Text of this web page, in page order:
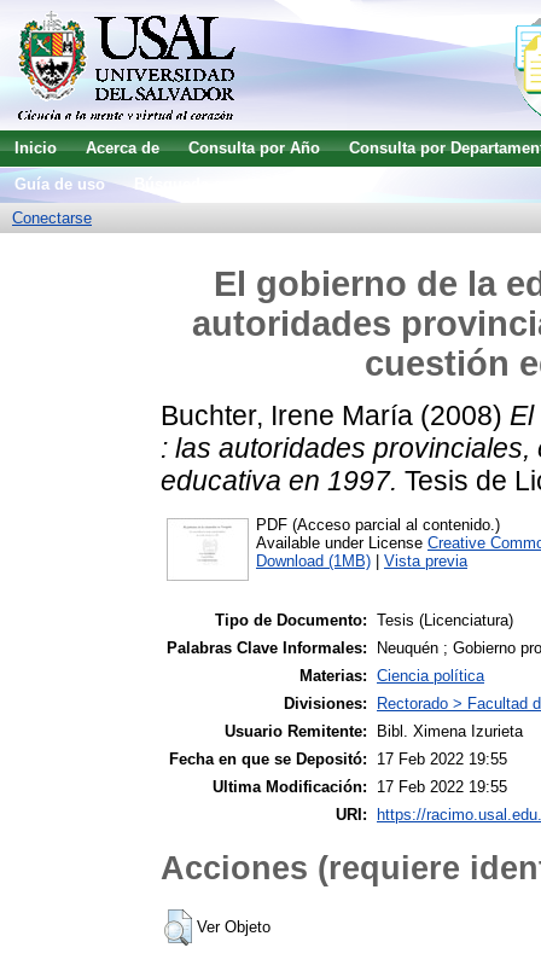
Inicio Acerca de Consulta por Año
Consulta por
Guía de uso
Conectarse
El gobierno de la
autoridades
cuestión
Buchter, Irene María (2008)
: las autoridades
educativa en 1997. Tesis de
PDF (Acceso parcial al contenido.)
Available under License Creative
Download (1MB)
Vista previa
Tipo de Documento: Tesis (Licenciatura)
Palabras Clave Informales:
Neuquén ; Gobierno
Materias: Ciencia política
Divisiones:
Rectorado > Facultad
Usuario Remitente:
Bibl. Ximena Izurieta
Fecha en que se Depositó:
17 Feb 2022 19:55
Ultima Modificación:
17 Feb 2022 19:55
URI:
https://
Acciones (requiere
Ver Objeto